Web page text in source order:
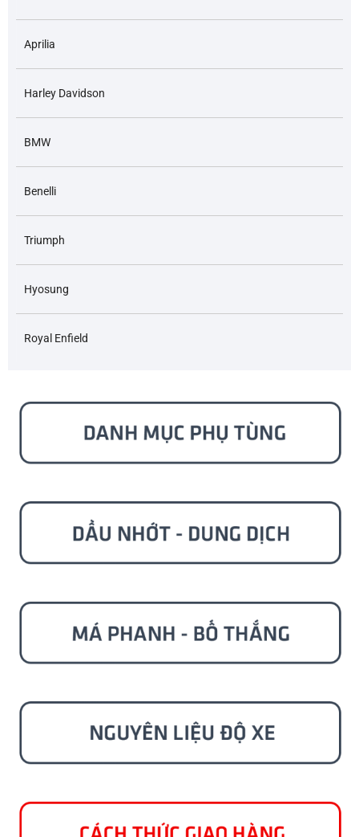
Aprilia
Harley Davidson
BMW
Benelli
Triumph
Hyosung
Royal Enfield